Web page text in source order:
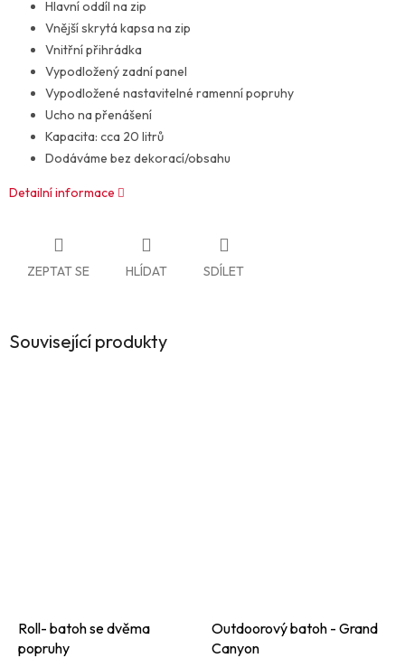
Hlavní oddíl na zip
Vnější skrytá kapsa na zip
Vnitřní přihrádka
Vypodložený zadní panel
Vypodložené nastavitelné ramenní popruhy
Ucho na přenášení
Kapacita: cca 20 litrů
Dodáváme bez dekorací/obsahu
Detailní informace
ZEPTAT SE HLÍDAT SDÍLET
Související produkty
Roll- batoh se dvěma
popruhy
Outdoorový batoh - Grand
Canyon